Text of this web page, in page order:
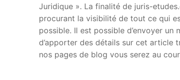
Juridique ». La finalité de juris-
procurant la visibilité de tout ce qui
possible. Il est possible d’envoyer
d’apporter des détails sur cet article
nos pages de blog vous serez au